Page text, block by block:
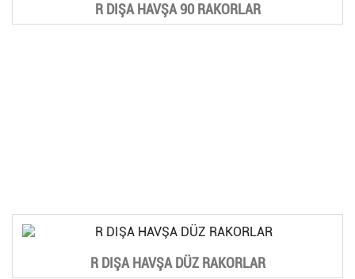
R DIŞA HAVŞA 90 RAKORLAR
R DIŞA HAVŞA DÜZ RAKORLAR